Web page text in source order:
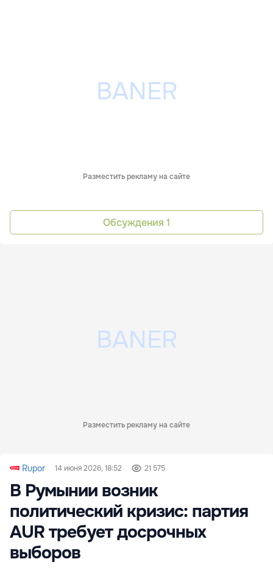
Разместить рекламу на сайте
Обсуждения 1
Разместить рекламу на сайте
Rupor 14 июня 2026, 18:52 21 575
В Румынии возник
политический кризис: партия
AUR требует досрочных
выборов